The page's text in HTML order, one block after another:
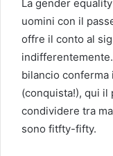
La gender
uomini con il
offre il conto al
bilancio
(conquista!), qui il
condividere tra
sono fitfty-fifty.